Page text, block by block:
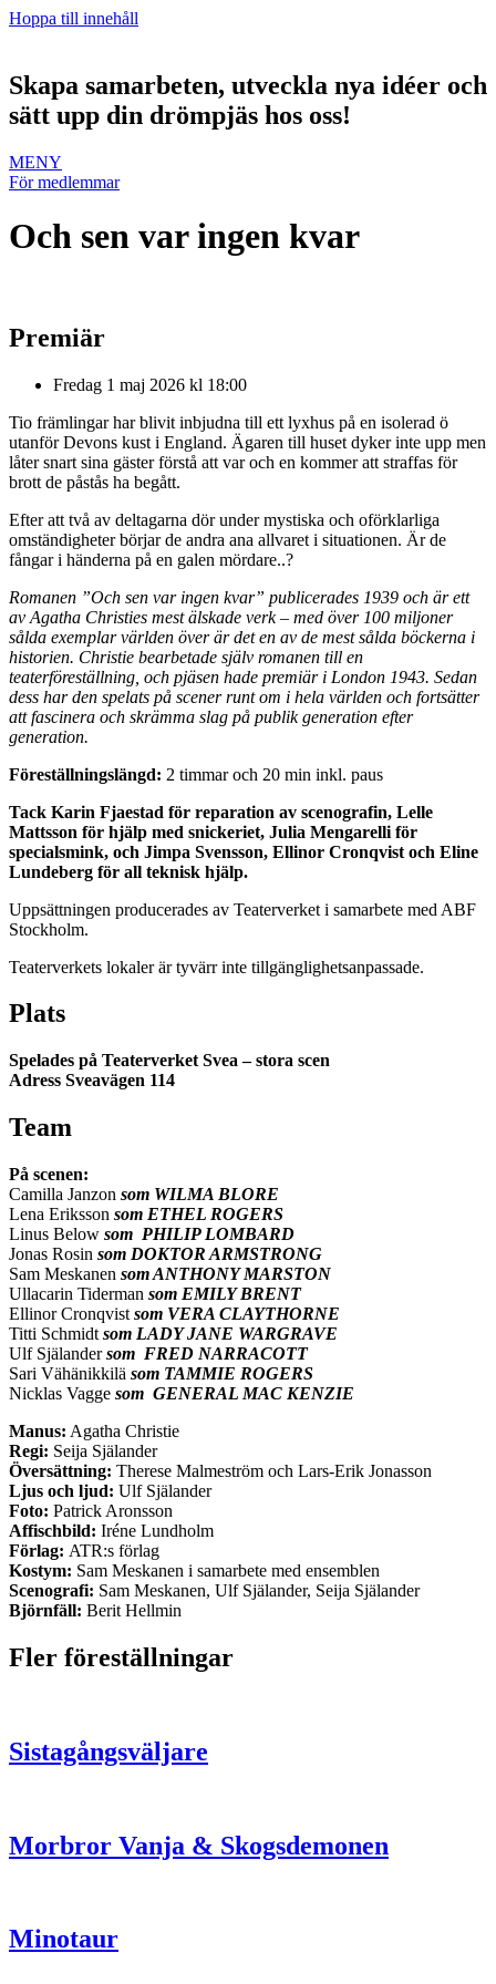
Hoppa till innehåll
Skapa samarbeten, utveckla nya idéer och
sätt upp din drömpjäs hos oss!
MENY
För medlemmar
Och sen var ingen kvar
Premiär
Fredag 1 maj 2026 kl 18:00
Tio främlingar har blivit inbjudna till ett lyxhus på en isolerad ö
utanför Devons kust i England. Ägaren till huset dyker inte upp men
låter snart sina gäster förstå att var och en kommer att straffas för
brott de påstås ha begått.
Efter att två av deltagarna dör under mystiska och oförklarliga
omständigheter börjar de andra ana allvaret i situationen. Är de
fångar i händerna på en galen mördare..?
Romanen ”Och sen var ingen kvar” publicerades 1939 och är ett
av Agatha Christies mest älskade verk – med över 100 miljoner
sålda exemplar världen över är det en av de mest sålda böckerna i
historien. Christie bearbetade själv romanen till en
teaterföreställning, och pjäsen hade premiär i London 1943. Sedan
dess har den spelats på scener runt om i hela världen och fortsätter
att fascinera och skrämma slag på publik generation efter
generation.
Föreställningslängd: 2 timmar och 20 min inkl. paus
Tack Karin Fjaestad för reparation av scenografin, Lelle
Mattsson för hjälp med snickeriet, Julia Mengarelli för
specialsmink, och Jimpa Svensson, Ellinor Cronqvist och Eline
Lundeberg för all teknisk hjälp.
Uppsättningen producerades av Teaterverket i samarbete med ABF
Stockholm.
Teaterverkets lokaler är tyvärr inte tillgänglighetsanpassade.
Plats
Spelades på Teaterverket Svea – stora scen
Adress Sveavägen 114
Team
På scenen:
Camilla Janzon som WILMA BLORE
Lena Eriksson som ETHEL ROGERS
Linus Below som PHILIP LOMBARD
Jonas Rosin som DOKTOR ARMSTRONG
Sam Meskanen som ANTHONY MARSTON
Ullacarin Tiderman som EMILY BRENT
Ellinor Cronqvist som VERA CLAYTHORNE
Titti Schmidt som LADY JANE WARGRAVE
Ulf Själandersom FRED NARRACOTT
Sari Vähänikkilä som TAMMIE ROGERS
Nicklas Vagge som GENERAL MAC KENZIE
Manus: Agatha Christie
Regi: Seija Själander
Översättning: Therese Malmeström och Lars-Erik Jonasson
Ljus och ljud: Ulf Själander
Foto: Patrick Aronsson
Affischbild: Iréne Lundholm
Förlag: ATR:s förlag
Kostym: Sam Meskanen i samarbete med ensemblen
Scenografi: Sam Meskanen, Ulf Själander, Seija Själander
Björnfäll: Berit Hellmin
Fler föreställningar
Sistagångsväljare
Morbror Vanja & Skogsdemonen
Minotaur